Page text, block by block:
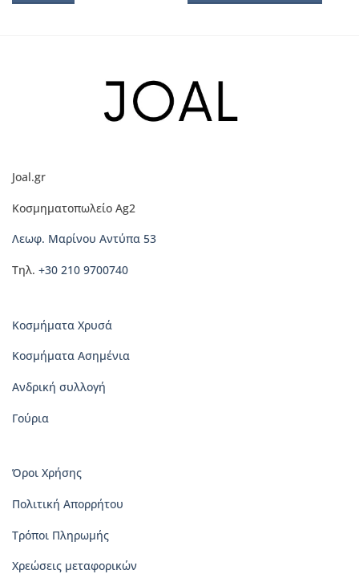
επιλεγούν
σελίδα
προϊόντος
Joal.gr
Κοσμηματοπωλείο Ag2
Λεωφ. Μαρίνου Αντύπα 53
Τηλ. +30 210 9700740
Κοσμήματα Χρυσά
Κοσμήματα Ασημένια
Ανδρική συλλογή
Γούρια
Όροι Χρήσης
Πολιτική Απορρήτου
Τρόποι Πληρωμής
Χρεώσεις μεταφορικών